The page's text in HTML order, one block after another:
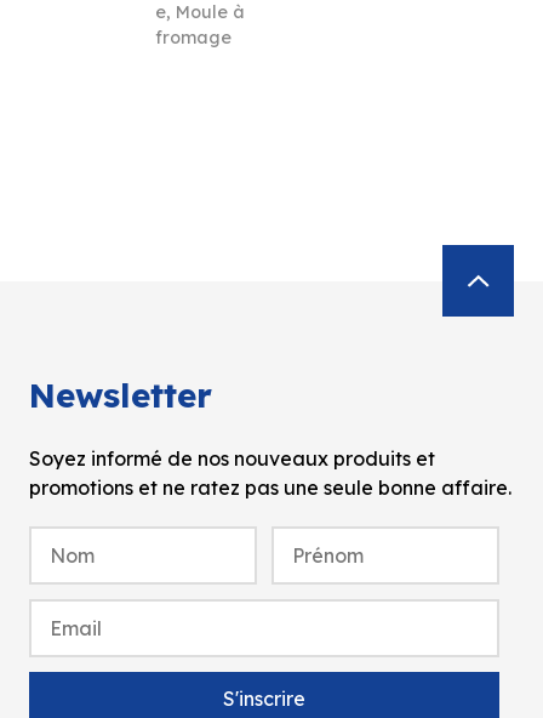
e, Moule à
fromage
Newsletter
Soyez informé de nos nouveaux produits et
promotions et ne ratez pas une seule bonne affaire.